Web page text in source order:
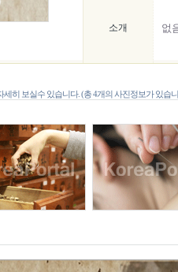
소개 없
세히 보실수 있습니다. (총 4개의 사진정보가 있습